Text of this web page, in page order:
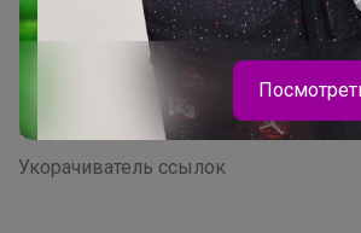
Начать зарабатывать с 24-ok
Picabox.ru - Лучшее место для ваших
Розыгрыш - Генератор случайных
Пульс нашего маркетплейса
Укорачиватель ссылок